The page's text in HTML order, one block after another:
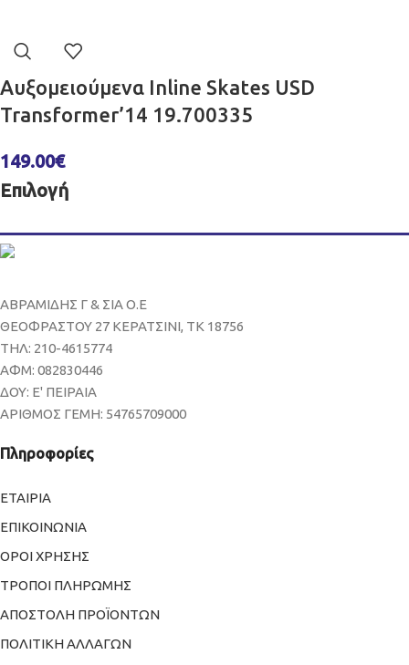
Αυξομειούμενα Inline Skates USD
Transformer’14 19.700335
149.00€
Επιλογή
ΑΒΡΑΜΙΔΗΣ Γ & ΣΙΑ Ο.Ε
ΘΕΟΦΡΑΣΤΟΥ 27 ΚΕΡΑΤΣΙΝΙ, ΤΚ 18756
ΤΗΛ: 210-4615774
ΑΦΜ: 082830446
ΔΟΥ: Ε' ΠΕΙΡΑΙΑ
ΑΡΙΘΜΟΣ ΓΕΜΗ: 54765709000
Πληροφορίες
ΕΤΑΙΡΙΑ
ΕΠΙΚΟΙΝΩΝΙΑ
ΟΡΟΙ ΧΡΗΣΗΣ
ΤΡΟΠΟΙ ΠΛΗΡΩΜΗΣ
ΑΠΟΣΤΟΛΗ ΠΡΟΪΟΝΤΩΝ
ΠΟΛΙΤΙΚΗ ΑΛΛΑΓΩΝ